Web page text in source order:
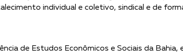
individual e coletivo, sindical e de
de Estudos Econômicos e Sociais da